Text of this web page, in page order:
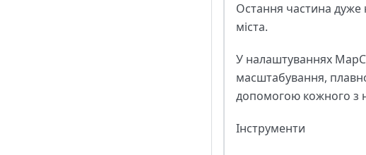
Остання частина дуже
міста.
У налаштуваннях
масштабування,
допомогою кожного з
Інструменти